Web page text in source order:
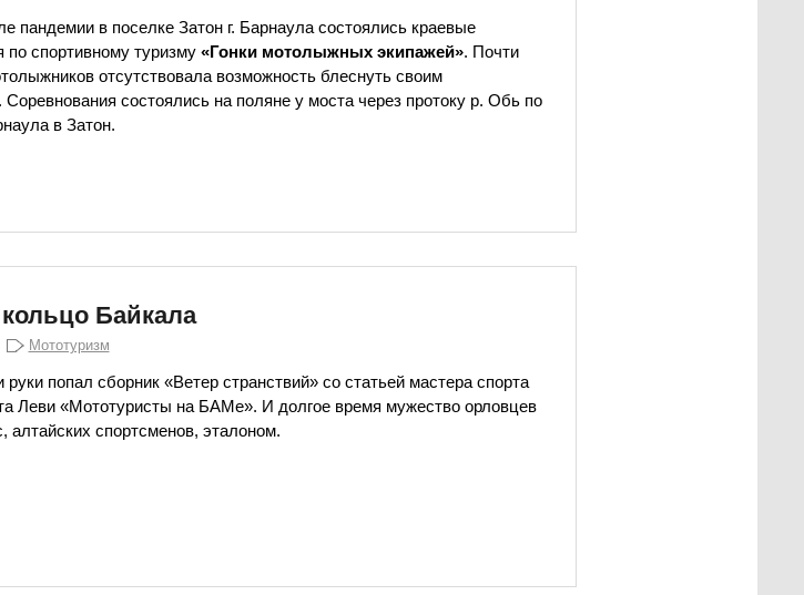
пандемии в поселке Затон г. Барнаула состоялись краевые
по спортивному туризму «Гонки мотолыжных экипажей». Почти
отсутствовала возможность блеснуть своим
Соревнования состоялись на поляне у моста через протоку р. Обь по
в Затон.
Байкала
Мототуризм
руки попал сборник «Ветер странствий» со статьей мастера спорта
Леви «Мототуристы на БАМе». И долгое время мужество орловцев
алтайских спортсменов, эталоном.